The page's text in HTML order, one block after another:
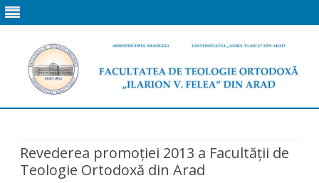
Revederea promoției 2013 a Facultății de
Teologie Ortodoxă din Arad